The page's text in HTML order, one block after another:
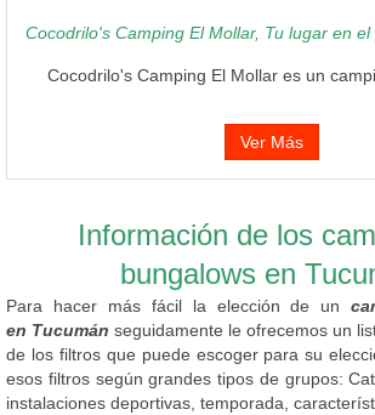
Cocodrilo's Camping El Mollar, Tu lugar en
Cocodrilo's Camping El Mollar es un
Ver Más
Información de los
bungalows en
Para hacer más fácil la elección de un
en Tucumán seguidamente le ofrecemos un
de los filtros que puede escoger para su
esos filtros según grandes tipos de grupos:
instalaciones deportivas, temporada,